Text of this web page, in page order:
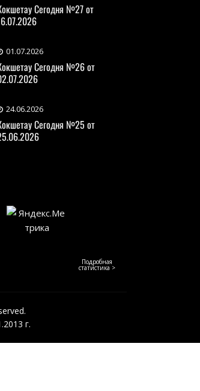
Сегодня №27 от
01.07.2026
Сегодня №26 от
24.06.2026
Сегодня №25 от
Подробная
статистика >
г.